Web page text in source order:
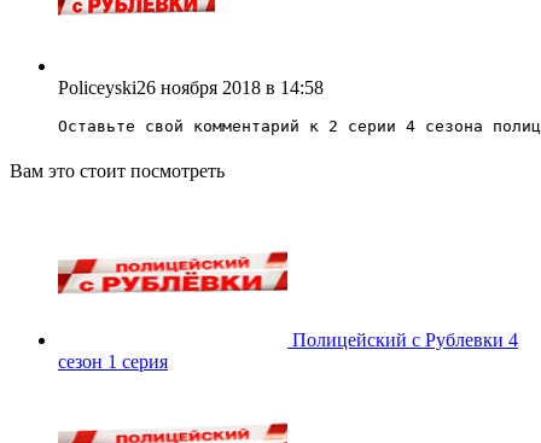
Policeyski26 ноября 2018 в 14:58
Оставьте свой комментарий к 2 серии 4 сезона
Вам это стоит посмотреть
Полицейский с Рублевки 4
сезон 1 серия